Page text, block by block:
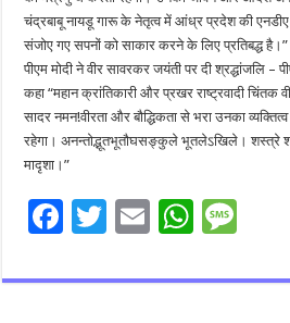
चंद्रबाबू नायडू गारू के नेतृत्व में आंध्र प्रदेश की
संजोए गए सपनों को साकार करने के लिए प्रतिबद्ध है।”
पीएम मोदी ने वीर सावरकर जयंती पर दी श्रद्धांजलि –
कहा “महान क्रांतिकारी और प्रखर राष्ट्रवादी चिंतक
सादर नमन!वीरता और बौद्धिकता से भरा उनका
रहेगा। अनन्तोद्भूतभूतौघसङ्कुले भूतलेऽखिले। शस्त्रे
मादृशा।”
F
e
T
tt
E
ai
W
at sa